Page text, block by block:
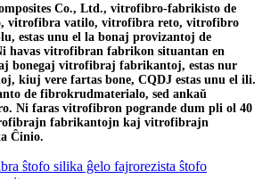
Co., Ltd., vitrofibro-fabrikisto de
vitrofibra vatilo, vitrofibra reto, vitrofibro
estas unu el la bonaj provizantoj de
havas vitrofibran fabrikon situantan en
bonegaj vitrofibraj fabrikantoj, estas nur
kiuj vere fartas bone, CQDJ estas unu el ili.
de fibrokrudmaterialo, sed ankaŭ
Ni faras vitrofibron pogrande dum pli ol 40
fabrikantojn kaj vitrofibrajn
Ĉinio.